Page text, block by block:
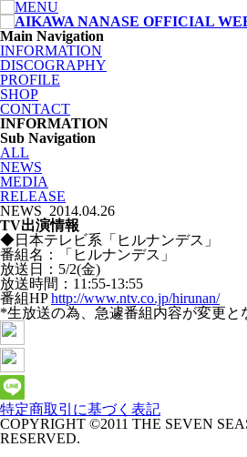
Main Navigation
INFORMATION
DISCOGRAPHY
PROFILE
SHOP
CONTACT
INFORMATION
Sub Navigation
ALL
NEWS
MEDIA
RELEASE
NEWS 2014.04.26
TV出演情報
◆日本テレビ系「ヒルナンデス」
番組名：「ヒルナンデス」
放送日：5/2(金)
放送時間：11:55-13:55
番組HPhttp://www.ntv.co.jp/hirunan/
*生放送の為、急遽番組内容が変更と
特定商取引に基づく表記
COPYRIGHT ©2011 THE SEVEN
RESERVED.